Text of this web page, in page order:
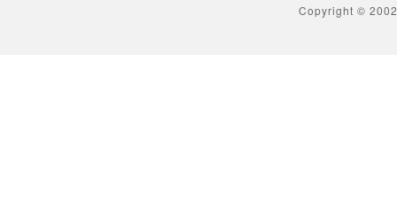
Copyright ©